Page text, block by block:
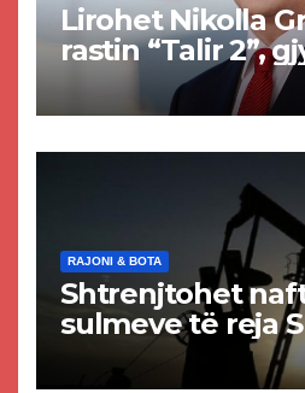
Lirohet Nikolla
rastin “Talir 2”,
akuzat për
paligjshëm të
RAJONI & BOTA
Shtrenjtohet
sulmeve të reja